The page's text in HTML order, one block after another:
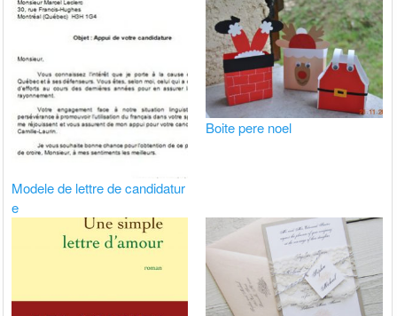
Modele de lettre de candidatur
e
Boite pere noel